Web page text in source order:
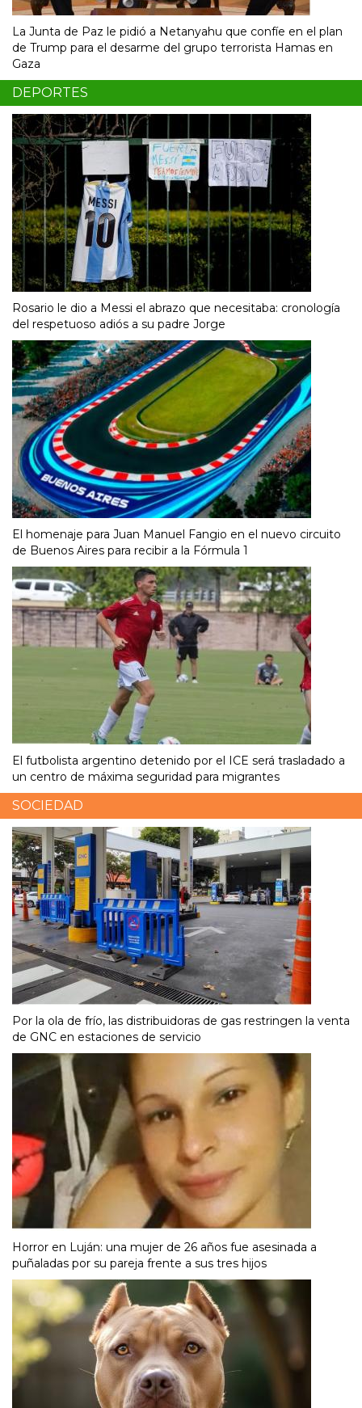
La Junta de Paz le pidió a Netanyahu que confíe en el plan
de Trump para el desarme del grupo terrorista Hamas en
Gaza
DEPORTES
Rosario le dio a Messi el abrazo que necesitaba: cronología
del respetuoso adiós a su padre Jorge
El homenaje para Juan Manuel Fangio en el nuevo circuito
de Buenos Aires para recibir a la Fórmula 1
El futbolista argentino detenido por el ICE será trasladado a
un centro de máxima seguridad para migrantes
SOCIEDAD
Por la ola de frío, las distribuidoras de gas restringen la venta
de GNC en estaciones de servicio
Horror en Luján: una mujer de 26 años fue asesinada a
puñaladas por su pareja frente a sus tres hijos